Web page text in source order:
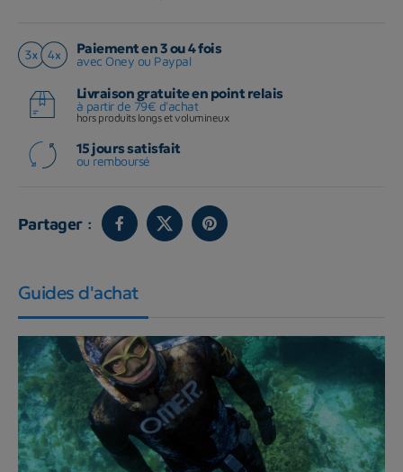
Paiement en 3 ou 4 fois
avec Oney ou Paypal
Livraison gratuite en point relais
à partir de 79€ d'achat
hors produits longs et volumineux
15 jours satisfait
ou remboursé
Partager :
Guides d'achat